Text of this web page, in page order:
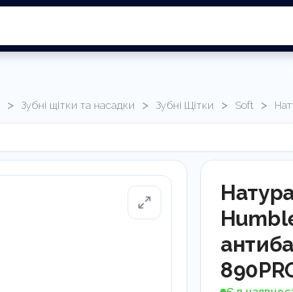
> Зубні щітки та насадки > Зубні Щітки > Soft >